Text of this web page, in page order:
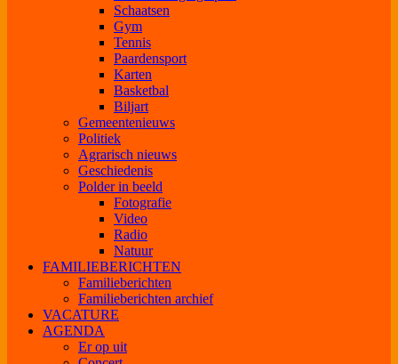
Schaatsen
Gym
Tennis
Paardensport
Karten
Basketbal
Biljart
Gemeentenieuws
Politiek
Agrarisch nieuws
Geschiedenis
Polder in beeld
Fotografie
Video
Radio
Natuur
FAMILIEBERICHTEN
Familieberichten
Familieberichten archief
VACATURE
AGENDA
Er op uit